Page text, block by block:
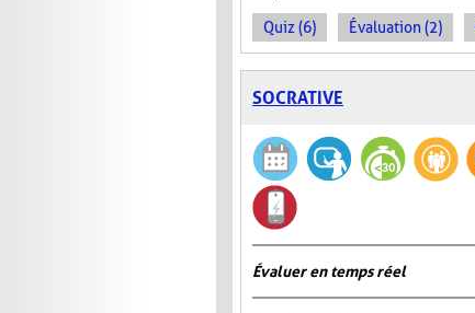
Quiz (6) Évaluation (2)
SOCRATIVE
Évaluer en temps réel